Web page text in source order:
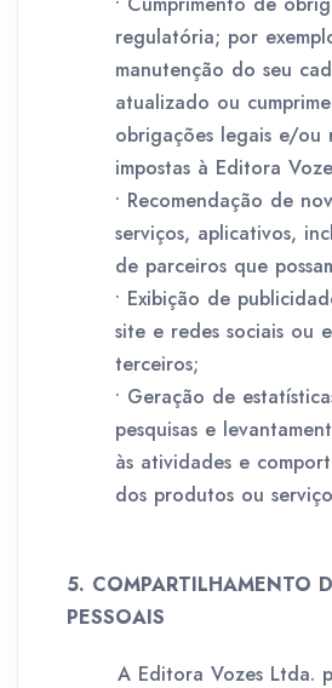
regulatória; por
manutenção do seu
atualizado ou
obrigações legais e/ou
impostas à Editora
• Recomendação de
serviços, aplicativos,
de parceiros que
• Exibição de
site e redes sociais ou
terceiros;
• Geração de
pesquisas e
às atividades e
dos produtos ou
5. COMPARTILHAMENTO
PESSOAIS
A Editora Vozes Ltda.